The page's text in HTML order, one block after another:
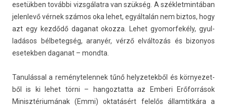
esetükben további vizsgálatra van szükség. A szék­letmin­tában
jelen­levő vérnek számos oka lehet, egyáltalán nem bi­ztos, hogy
azt egy kezdődő daganat okoz­za. Lehet gyomor­feké­ly, gyul­
ladásos bél­beteg­ség, aranyér, vérző elváltozás és bi­zonyos
esetekb­en daganat – mondta.
Tanulással a re­ménytelen­nek tűnő helyzetek­ből és kör­nyezet­
ből is ki lehet törni – han­goz­tatta az Em­beri Erőforrások
Minisztériumának (Emmi) oktatásért felelős állam­titkára a